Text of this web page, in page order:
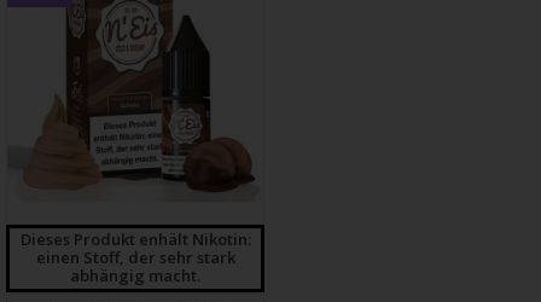
Dieses Produkt enhält Nikotin:
einen Stoff, der sehr stark
abhängig macht.